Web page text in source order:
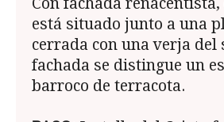
está situado junto a una
cerrada con una verja del
fachada se distingue un
barroco de terracota.